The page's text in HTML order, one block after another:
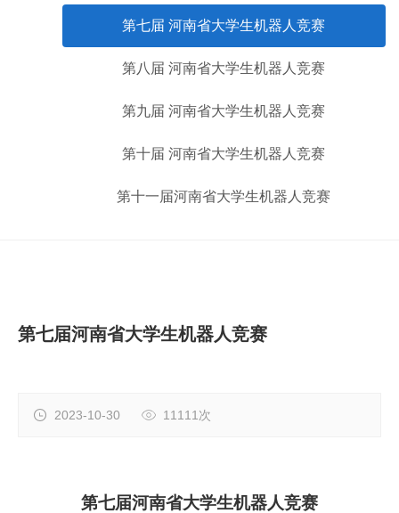
第七届 河南省大学生机器人竞赛
第八届 河南省大学生机器人竞赛
第九届 河南省大学生机器人竞赛
第十届 河南省大学生机器人竞赛
第十一届河南省大学生机器人竞赛
第七届河南省大学生机器人竞赛
2023-10-30 11111次
第七届河南省大学生机器人竞赛